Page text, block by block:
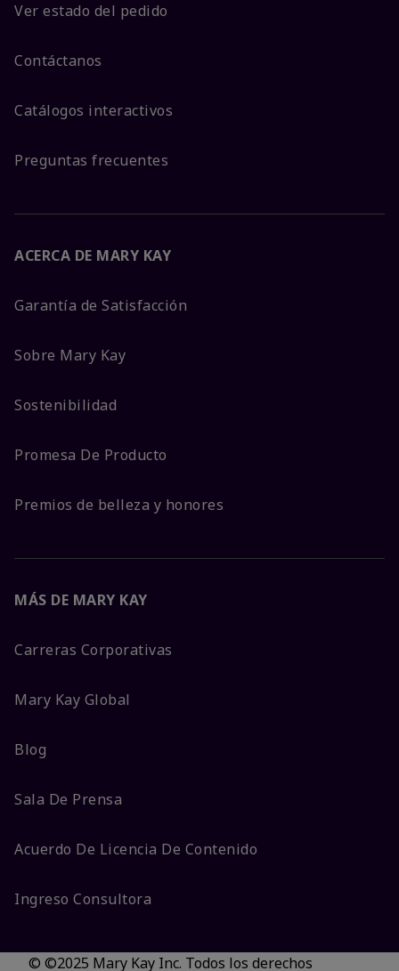
Ver estado del pedido
Contáctanos
Catálogos interactivos
Preguntas frecuentes
ACERCA DE MARY KAY
Garantía de Satisfacción
Sobre Mary Kay
Sostenibilidad
Promesa De Producto
Premios de belleza y honores
MÁS DE MARY KAY
Carreras Corporativas
Mary Kay Global
Blog
Sala De Prensa
Acuerdo De Licencia De Contenido
Ingreso Consultora
© ©2025 Mary Kay Inc. Todos los derechos